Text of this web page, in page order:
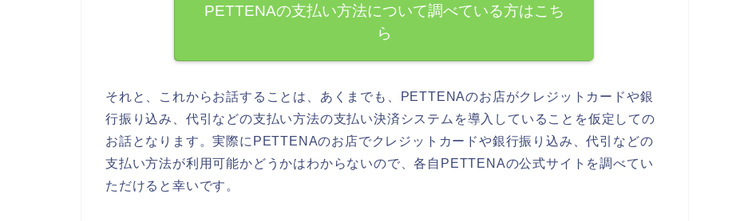
PETTENAの支払い方法について調べている方はこち
ら
それと、これからお話することは、あくまでも、PETTENAのお店がクレジットカードや銀
行振り込み、代引などの支払い方法の支払い決済システムを導入していることを仮定しての
お話となります。実際にPETTENAのお店でクレジットカードや銀行振り込み、代引などの
支払い方法が利用可能かどうかはわからないので、各自PETTENAの公式サイトを調べてい
ただけると幸いです。